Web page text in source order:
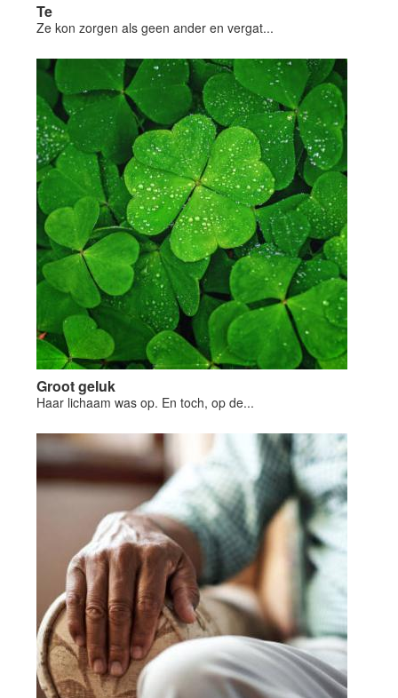
Te
Ze kon zorgen als geen ander en vergat...
Groot geluk
Haar lichaam was op. En toch, op de...